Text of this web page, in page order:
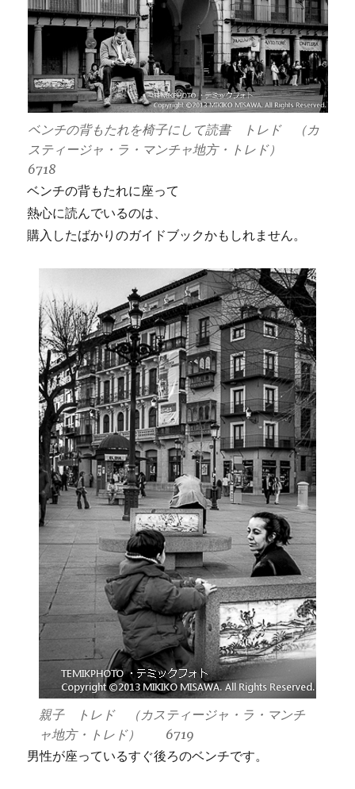
ベンチの背もたれを椅子にして読書 トレド （カ
スティージャ・ラ・マンチャ地方・トレド）
6718
ベンチの背もたれに座って
熱心に読んでいるのは、
購入したばかりのガイドブックかもしれません。
親子 トレド （カスティージャ・ラ・マンチ
ャ地方・トレド） 6719
男性が座っているすぐ後ろのベンチです。